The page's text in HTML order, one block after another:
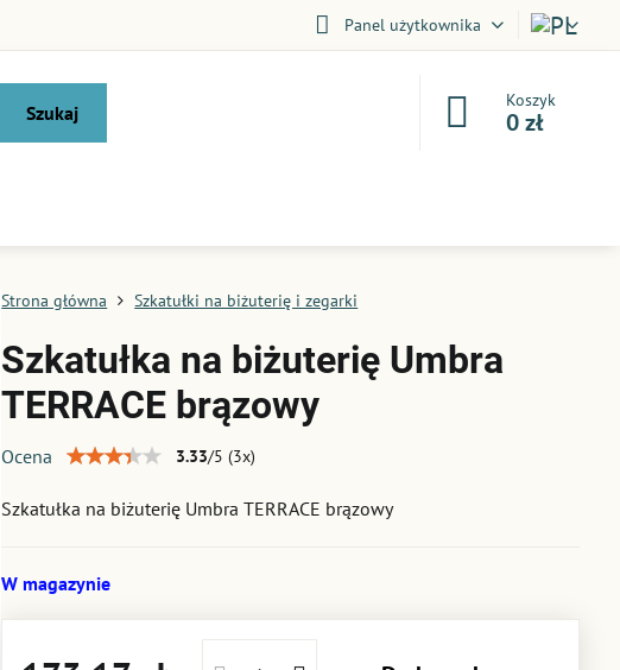
Panel użytkownika
Szukaj
Koszyk
0 zł
Strona główna Szkatułki na biżuterię i zegarki
Szkatułka na biżuterię Umbra
TERRACE brązowy
Ocena 3.33/5 (3x)
Szkatułka na biżuterię Umbra TERRACE brązowy
W magazynie